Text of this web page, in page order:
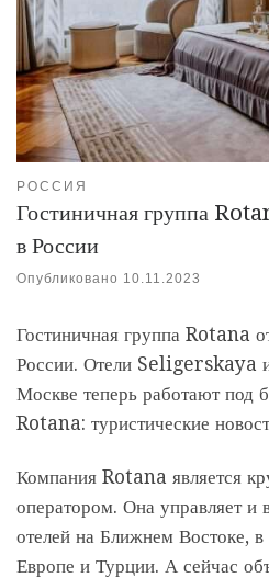
РОССИЯ
Гостиничная группа
в России
Опубликовано 10.11.2023
Гостиничная группа Rotana
России. Отели
Москве теперь работают
Rotana: туристические
Компания Rotana является
оператором. Она управляет и
отелей на Ближнем Востоке,
Европе и Турции. А сейчас